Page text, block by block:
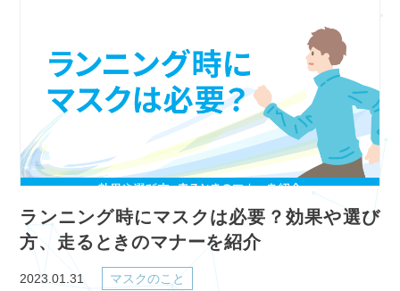
ランニング時にマスクは必要？効果や選び
方、走るときのマナーを紹介
2023.01.31 マスクのこと